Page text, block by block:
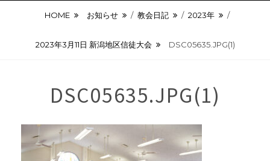
HOME お知らせ / 教会日記 / 2023年 /
2023年3月11日 新潟地区信徒大会 DSC05635.JPG(1)
DSC05635.JPG(1)